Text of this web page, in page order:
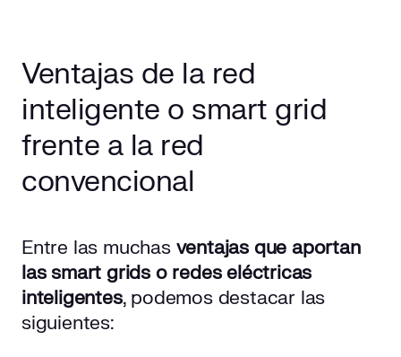
Ventajas de la red
inteligente o smart grid
frente a la red
convencional
Entre las muchas ventajas que aportan
las smart grids o redes eléctricas
inteligentes, podemos destacar las
siguientes: